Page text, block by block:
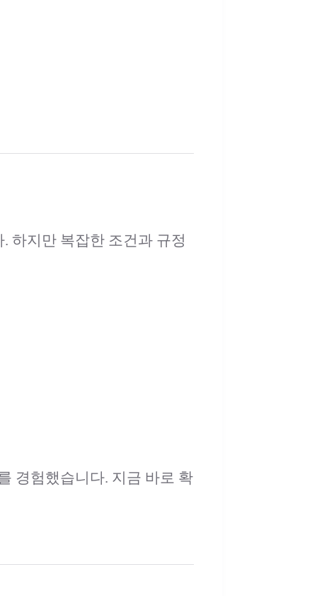
하지만 복잡한 조건과 규정
경험했습니다. 지금 바로 확